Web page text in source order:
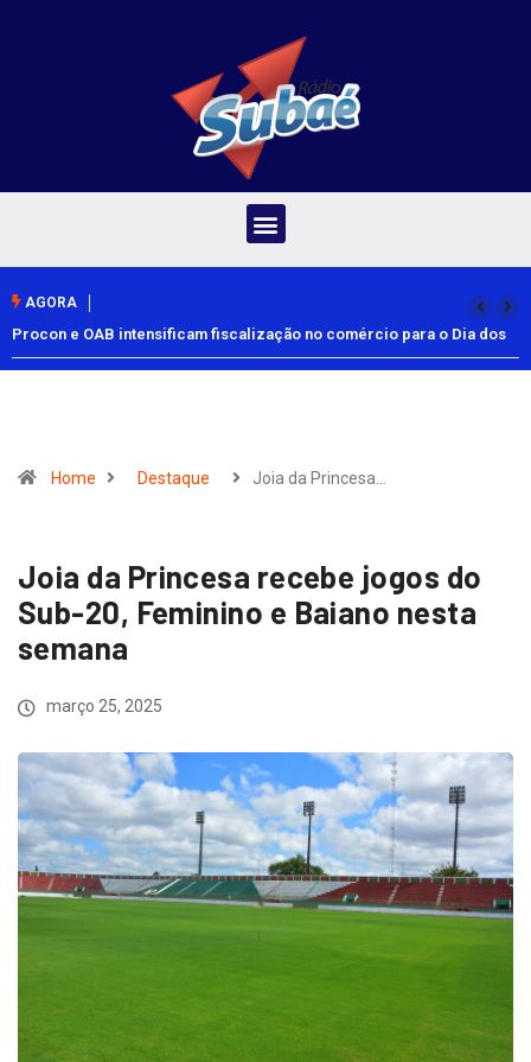
AGORA
Procon e OAB intensificam fiscalização no comércio para o Dia dos
Pais
Home Destaque Joia da Princesa…
Joia da Princesa recebe jogos do
Sub-20, Feminino e Baiano nesta
semana
março 25, 2025